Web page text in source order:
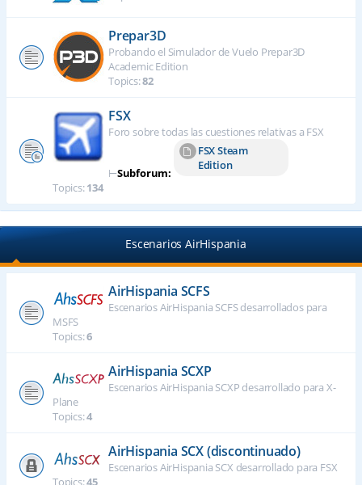
Prepar3D
Probando el Simulador de Vuelo Prepar3D
Academic Edition
Topics:82
FSX
Foro sobre todas las cuestiones relativas a FSX
⊢Subforum:
FSX Steam
Edition
Topics:134
Escenarios AirHispania
AirHispania SCFS
Escenarios AirHispania SCFS desarrollados para
MSFS
Topics:6
AirHispania SCXP
Escenarios AirHispania SCXP desarrollado para X-
Plane
Topics:4
AirHispania SCX (discontinuado)
Escenarios AirHispania SCX desarrollado para FSX
Topics:45